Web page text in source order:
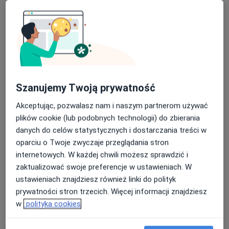
Badania stomatologiczne
1 zł
Szczegółybadania stomatologiczne
Umów
Od 300 zł
Szczegółychirurgia stomatologiczna
Umów
Fluoryzacja zębów
100 zł
Szczegółyfluoryzacja zębów
Umów
Szanujemy Twoją prywatność
Akceptując, pozwalasz nam i naszym partnerom używać
plików cookie (lub podobnych technologii) do zbierania
danych do celów statystycznych i dostarczania treści w
oparciu o Twoje zwyczaje przeglądania stron
internetowych. W każdej chwili możesz sprawdzić i
zaktualizować swoje preferencje w ustawieniach. W
ustawieniach znajdziesz również linki do polityk
prywatności stron trzecich. Więcej informacji znajdziesz
w polityka cookies